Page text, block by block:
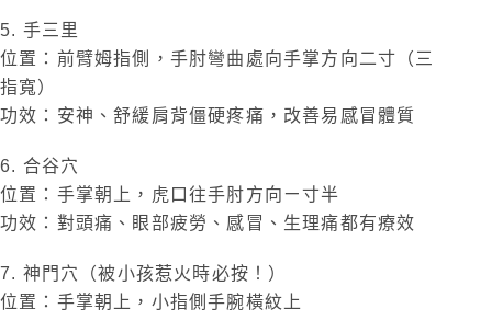
5. 手三里
位置：前臂姆指側，手肘彎曲處向手掌方向二寸（三
指寬）
功效：安神、舒緩肩背僵硬疼痛，改善易感冒體質
6. 合谷穴
位置：手掌朝上，虎口往手肘方向ㄧ寸半
功效：對頭痛、眼部疲勞、感冒、生理痛都有療效
7. 神門穴（被小孩惹火時必按！）
位置：手掌朝上，小指側手腕橫紋上